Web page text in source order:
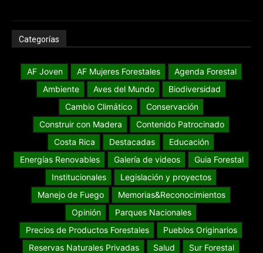
Categorías
AF Joven AF Mujeres Forestales
Agenda Forestal
Ambiente
Aves del Mundo
Biodiversidad
Cambio Climático
Conservación
Construir con Madera
Contenido Patrocinado
Costa Rica
Destacadas
Educación
Energías Renovables
Galería de videos
Guia Forestal
Institucionales
Legislación y proyectos
Manejo de Fuego
Memorias&Reconocimientos
Opinión
Parques Nacionales
Precios de Productos Forestales
Pueblos Originarios
Reservas Naturales Privadas
Salud
Sur Forestal